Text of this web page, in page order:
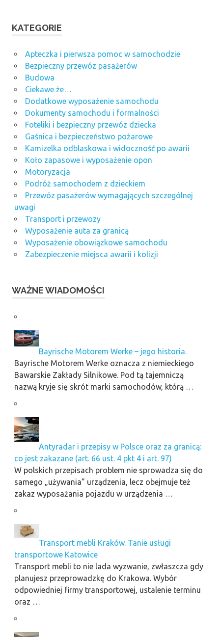
KATEGORIE
Apteczka i pierwsza pomoc w samochodzie
Bezpieczny przewóz pasażerów
Budowa
Ciekawe że…
Dodatkowe wyposażenie samochodu
Dokumenty samochodu i formalności
Foteliki i bezpieczny przewóz dziecka
Gaśnica i bezpieczeństwo pożarowe
Kamizelka odblaskowa i widoczność po awarii
Koło zapasowe i wyposażenie opon
Motoryzacja
Podróż samochodem z dzieckiem
Przewóz pasażerów wymagających szczególnej
uwagi
Transport i przewozy
Wyposażenie auta za granicą
Wyposażenie obowiązkowe samochodu
Zabezpieczenie miejsca awarii i kolizji
WAŻNE WIADOMOŚCI
Bayrische Motorem Werke – jego historia.
Bayrische Motorem Werke oznacza z niemieckiego
Bawarskie Zakłady Silnikowe. Pod tą tajemniczą
nazwą kryje się skrót marki samochodów, którą …
Antyradar i przepisy w Polsce oraz za granicą:
co jest zakazane (art. 66 ust. 4 pkt 4 i art. 97)
W polskich przepisach problem nie sprowadza się do
samego „używania” urządzenia, lecz obejmuje też
zakaz wyposażania pojazdu w urządzenia …
Transport mebli Kraków. Tanie usługi
transportowe Katowice
Transport mebli to nie lada wyzwanie, zwłaszcza gdy
planujesz przeprowadzkę do Krakowa. Wybór
odpowiedniej firmy transportowej, ustalenie terminu
oraz …